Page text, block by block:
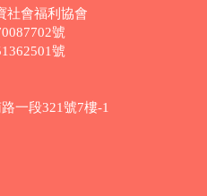
社會福利協會
號
號
一段321號7樓-1